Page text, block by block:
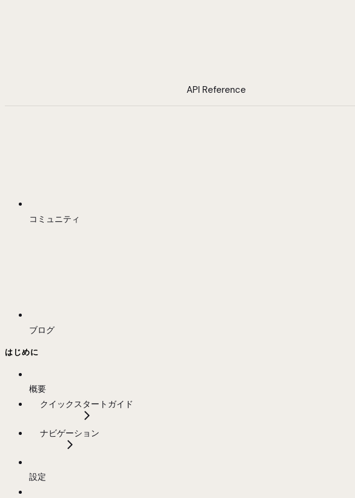
API Reference
コミュニティ
ブログ
はじめに
概要
クイックスタートガイド
ナビゲーション
設定